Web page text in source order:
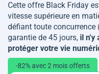
Cette offre Black Friday
vitesse supérieure en
défiant toute concurrence
garantie de 45 jours, il n'y
protéger votre vie
-82% avec 2 mois offerts